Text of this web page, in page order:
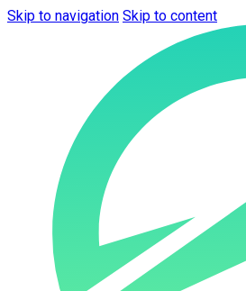
Skip to navigation Skip to content